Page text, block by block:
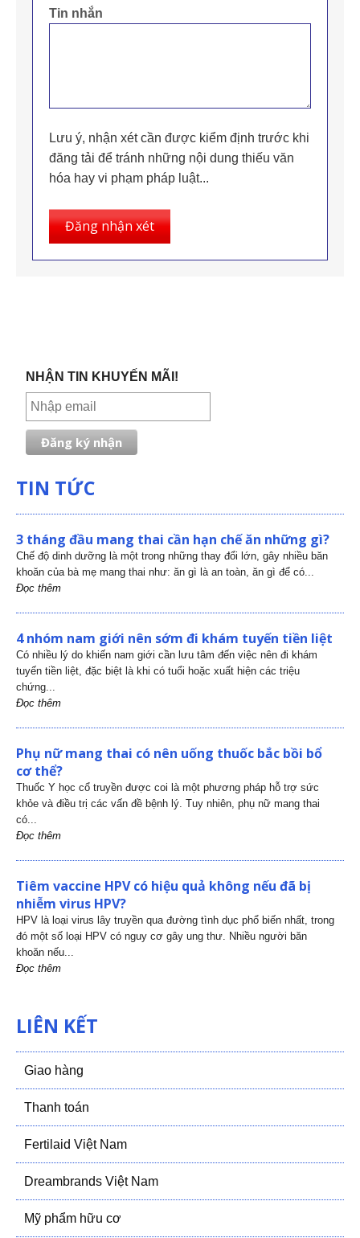
Tin nhắn
Lưu ý, nhận xét cần được kiểm định trước khi
đăng tải để tránh những nội dung thiếu văn
hóa hay vi phạm pháp luật...
Đăng nhận xét
NHẬN TIN KHUYẾN MÃI!
TIN TỨC
3 tháng đầu mang thai cần hạn chế ăn những gì?
Chế độ dinh dưỡng là một trong những thay đổi lớn, gây nhiều băn
khoăn của bà mẹ mang thai như: ăn gì là an toàn, ăn gì để có...
Đọc thêm
4 nhóm nam giới nên sớm đi khám tuyến tiền liệt
Có nhiều lý do khiến nam giới cần lưu tâm đến việc nên đi khám
tuyến tiền liệt, đặc biệt là khi có tuổi hoặc xuất hiện các triệu
chứng...
Đọc thêm
Phụ nữ mang thai có nên uống thuốc bắc bồi bổ
cơ thể?
Thuốc Y học cổ truyền được coi là một phương pháp hỗ trợ sức
khỏe và điều trị các vấn đề bệnh lý. Tuy nhiên, phụ nữ mang thai
có...
Đọc thêm
Tiêm vaccine HPV có hiệu quả không nếu đã bị
nhiễm virus HPV?
HPV là loại virus lây truyền qua đường tình dục phổ biến nhất, trong
đó một số loại HPV có nguy cơ gây ung thư. Nhiều người băn
khoăn nếu...
Đọc thêm
LIÊN KẾT
Giao hàng
Thanh toán
Fertilaid Việt Nam
Dreambrands Việt Nam
Mỹ phẩm hữu cơ